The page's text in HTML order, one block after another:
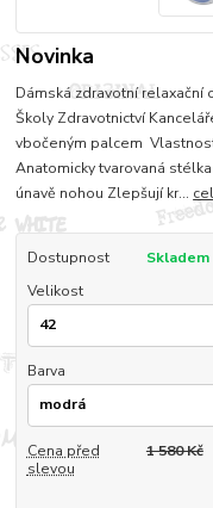
Novinka
Dámská zdravotní
Školy Zdravotnictví
vbočeným palcem
Anatomicky tvarovaná
únavě nohou Zlepšují kr...
Dostupnost
Skladem
Velikost
Barva
Cena před
slevou
1 580 Kč